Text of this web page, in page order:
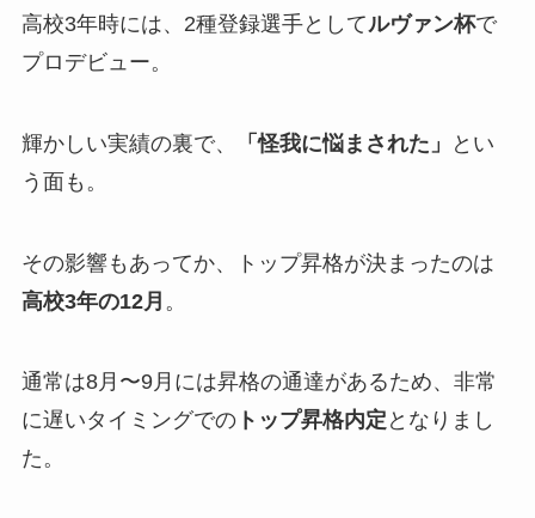
高校3年時には、2種登録選手としてルヴァン杯で
プロデビュー。
輝かしい実績の裏で、 「怪我に悩まされた」
とい
う面も。
その影響もあってか、トップ昇格が決まったのは
高校3年の12月 。
通常は8月〜9月には昇格の通達があるため、非常
に遅いタイミングでのトップ昇格内定 となりまし
た。